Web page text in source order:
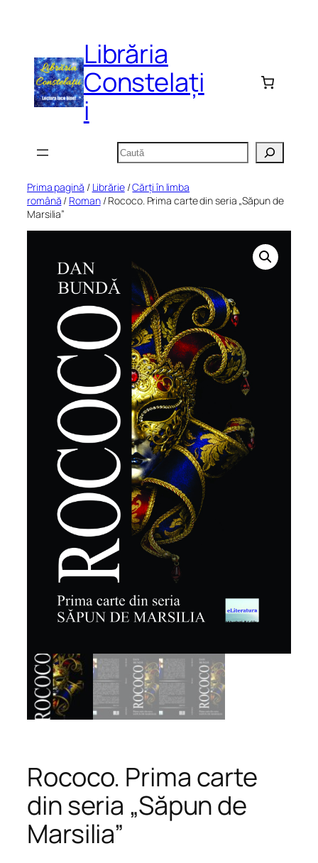
Librăria
Constelați
i
Caută
Prima pagină / Librărie/Cărți în limba
română / Roman/ Rococo. Prima carte din seria „Săpun de
Marsilia”
Rococo. Prima carte
din seria „Săpun de
Marsilia”